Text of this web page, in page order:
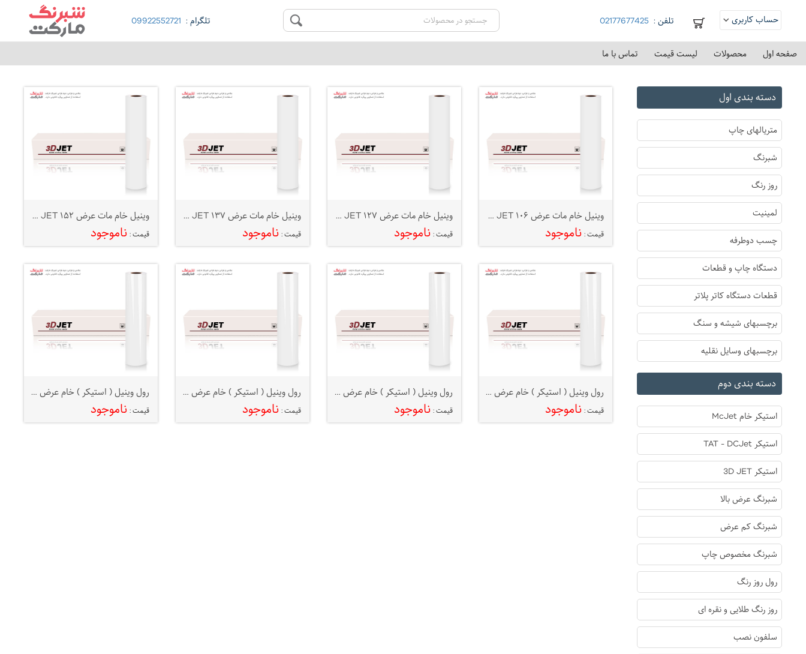
حساب کاربری
ورود
ثبت نام
تلفن : 02177677425 تلگرام : 09922552721
صفحه اول محصولات لیست قیمت تماس با ما
وینیل خام مات عرض ۱۰۶ 3D JET
قیمت : ناموجود
وینیل خام مات عرض ۱۲۷ 3D JET
قیمت : ناموجود
وینیل خام مات عرض ۱۳۷ 3D JET
قیمت : ناموجود
وینیل خام مات عرض ۱۵۲ 3D JET
قیمت : ناموجود
رول وینیل ( استیکر ) خام عرض ۱۰۶ 3D JET
قیمت : ناموجود
رول وینیل ( استیکر ) خام عرض ۱۲۷ 3D JET
قیمت : ناموجود
رول وینیل ( استیکر ) خام عرض ۱۳۷ 3D JET
قیمت : ناموجود
رول وینیل ( استیکر ) خام عرض ۱۵۲ 3D JET
قیمت : ناموجود
دسته بندی اول
متریالهای چاپ
شبرنگ
روز رنگ
لمینیت
چسب دوطرفه
دستگاه چاپ و قطعات
قطعات دستگاه کاتر پلاتر
برچسبهای شیشه و سنگ
برچسبهای وسایل نقلیه
دسته بندی دوم
استیکر خام McJet
استیکر TAT - DCJet
استیکر 3D JET
شبرنگ عرض بالا
شبرنگ کم عرض
شبرنگ مخصوص چاپ
رول روز رنگ
روز رنگ طلایی و نقره ای
سلفون نصب